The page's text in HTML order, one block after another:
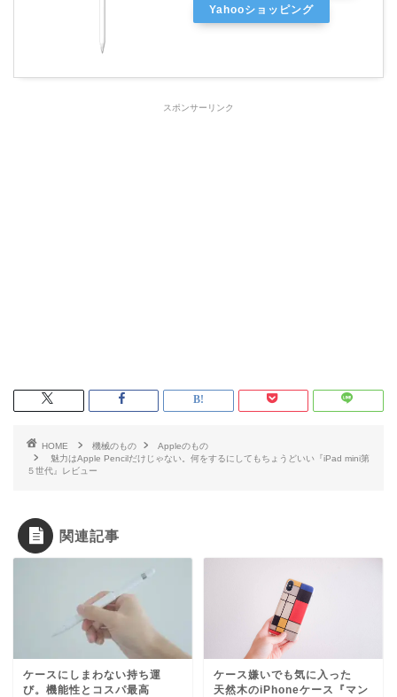
Yahooショッピング
スポンサーリンク
HOME 機械のもの
Appleのもの
魅力はApple Pencilだけじゃない。何をするにしてもちょうどいい『iPad mini第
５世代』レビュー
関連記事
ケースにしまわない持ち運
び。機能性とコスパ最高
ケース嫌いでも気に入った
天然木のiPhoneケース『マン